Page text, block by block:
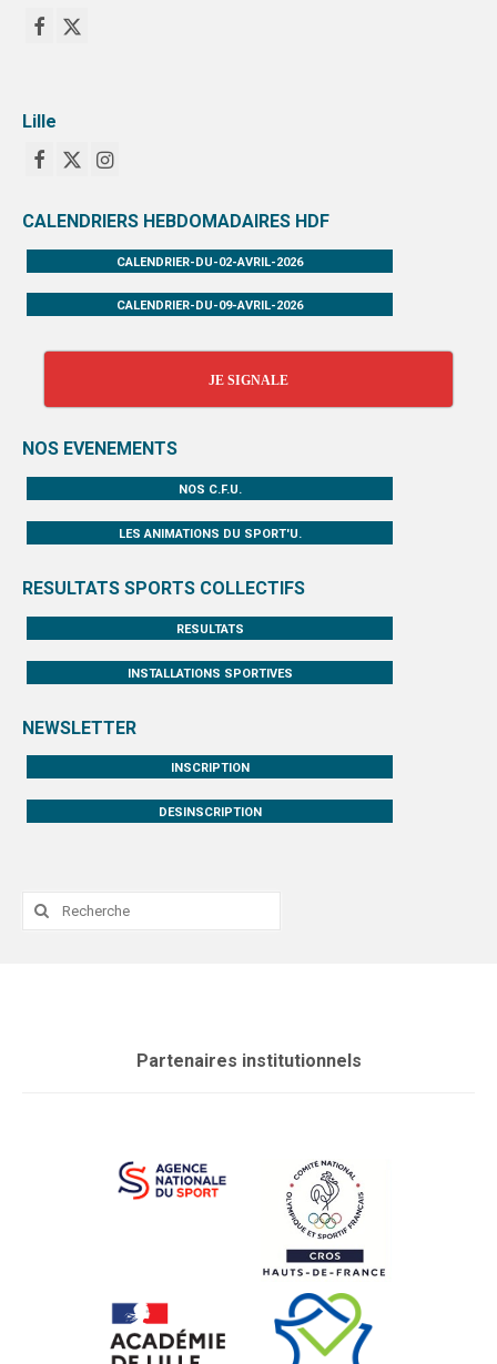
Lille
CALENDRIERS HEBDOMADAIRES HDF
CALENDRIER-DU-02-AVRIL-2026
CALENDRIER-DU-09-AVRIL-2026
JE SIGNALE
NOS EVENEMENTS
NOS C.F.U.
LES ANIMATIONS DU SPORT'U.
RESULTATS SPORTS COLLECTIFS
RESULTATS
INSTALLATIONS SPORTIVES
NEWSLETTER
INSCRIPTION
DESINSCRIPTION
Rechercher
Partenaires institutionnels